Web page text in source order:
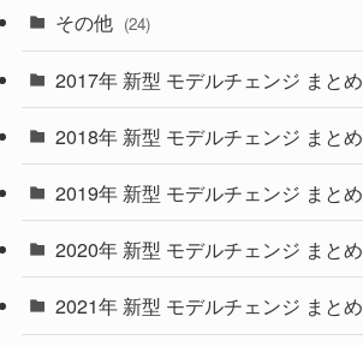
(4)
(30)
(27)
(33)
(10)
(35)
(10)
その他 (24)
2017年 新型 モデルチェンジ まとめ
2018年 新型 モデルチェンジ まとめ
2019年 新型 モデルチェンジ まとめ
2020年 新型 モデルチェンジ まとめ
2021年 新型 モデルチェンジ まとめ